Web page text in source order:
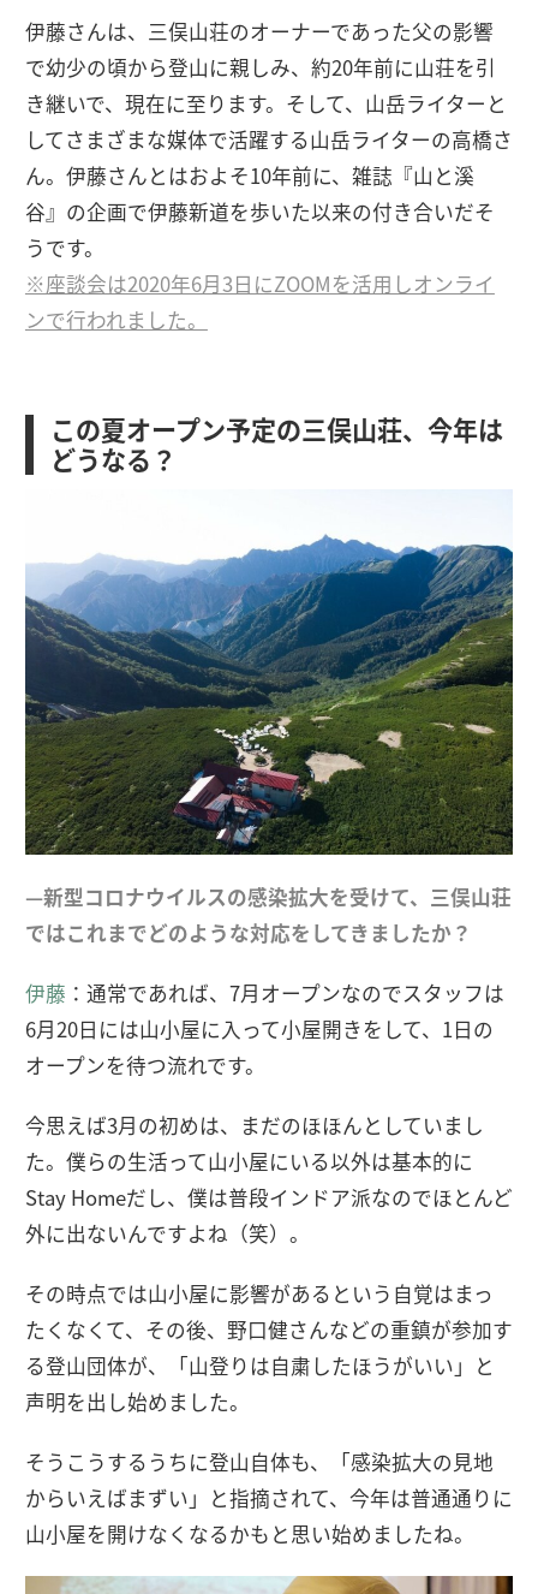
伊藤さんは、三俣山荘のオーナーであった父の影響
で幼少の頃から登山に親しみ、約20年前に山荘を引
き継いで、現在に至ります。そして、山岳ライターと
してさまざまな媒体で活躍する山岳ライターの高橋さ
ん。伊藤さんとはおよそ10年前に、雑誌『山と溪
谷』の企画で伊藤新道を歩いた以来の付き合いだそ
うです。
※座談会は2020年6月3日にZOOMを活用しオンライ
ンで行われました。
この夏オープン予定の三俣山荘、今年は
どうなる？
—新型コロナウイルスの感染拡大を受けて、三俣山荘
ではこれまでどのような対応をしてきましたか？
伊藤 ：通常であれば、7月オープンなのでスタッフは
6月20日には山小屋に入って小屋開きをして、1日の
オープンを待つ流れです。
今思えば3月の初めは、まだのほほんとしていまし
た。僕らの生活って山小屋にいる以外は基本的に
Stay Homeだし、僕は普段インドア派なのでほとんど
外に出ないんですよね（笑）。
その時点では山小屋に影響があるという自覚はまっ
たくなくて、その後、野口健さんなどの重鎮が参加す
る登山団体が、「山登りは自粛したほうがいい」と
声明を出し始めました。
そうこうするうちに登山自体も、「感染拡大の見地
からいえばまずい」と指摘されて、今年は普通通りに
山小屋を開けなくなるかもと思い始めましたね。